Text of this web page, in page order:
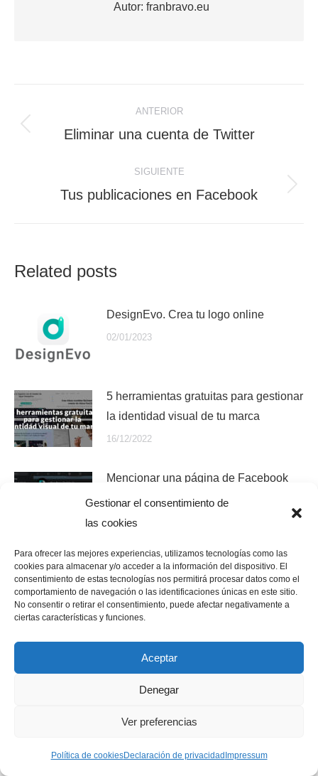
Gestionar el consentimiento de
las cookies
Para ofrecer las mejores experiencias, utilizamos tecnologías como las
cookies para almacenar y/o acceder a la información del dispositivo. El
consentimiento de estas tecnologías nos permitirá procesar datos como el
comportamiento de navegación o las identificaciones únicas en este sitio.
No consentir o retirar el consentimiento, puede afectar negativamente a
ciertas características y funciones.
Aceptar
Denegar
Ver preferencias
Política de cookiesDeclaración de privacidad Impressum
Autor: franbravo.eu
entre
publicaciones
ANTERIOR
Publicación
Eliminar una cuenta de Twitter
SIGUIENTE
Publicación
Tus publicaciones en Facebook
Related posts
DesignEvo. Crea tu logo online
02/01/2023
5 herramientas gratuitas para gestionar
la identidad visual de tu marca
16/12/2022
Mencionar una página de Facebook
12/02/2022
Vídeos YouTube en Facebook
03/07/2020
Ver publicaciones programadas en
Creator Studio
28/05/2020
Mayúsculas en redes sociales